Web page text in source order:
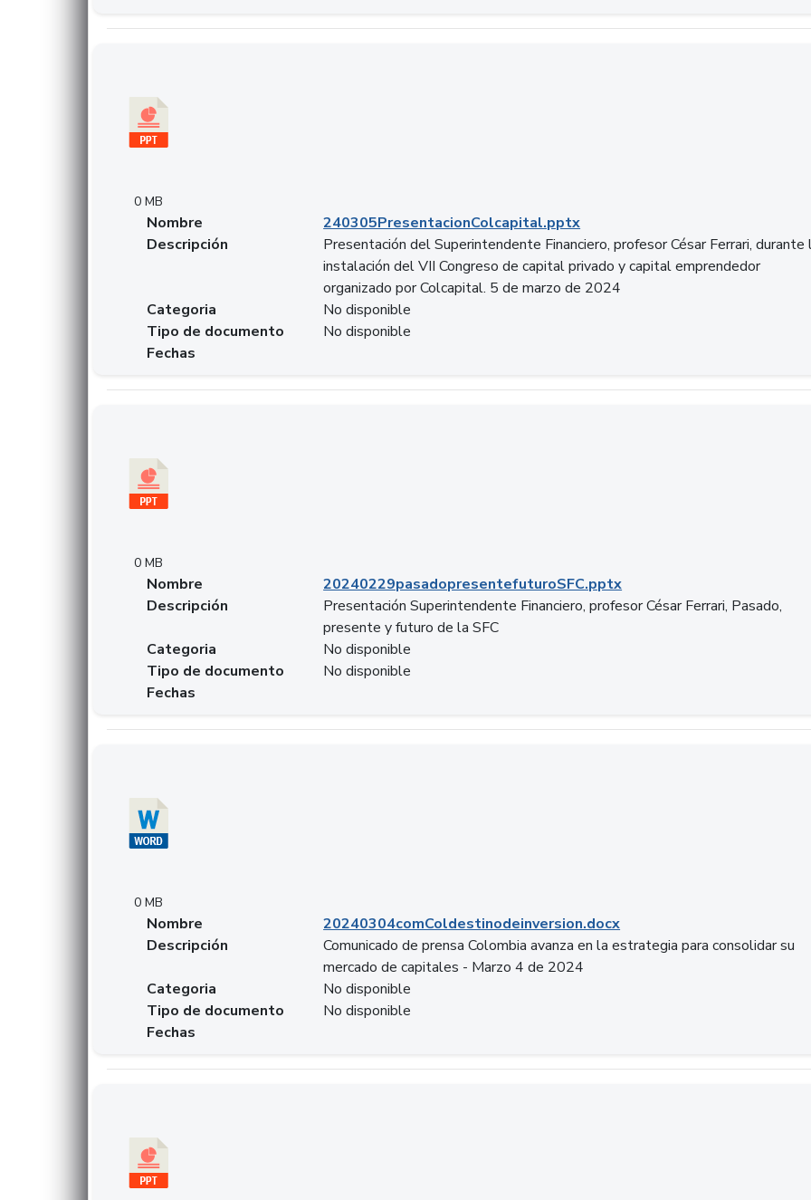
0 MB
Nombre
240305PresentacionColcapital.pptx
Descripción
Presentación del Superintendente Financiero, profesor César Ferrari, durante
instalación del VII Congreso de capital privado y capital emprendedor
organizado por Colcapital. 5 de marzo de 2024
Categoria
No disponible
Tipo de documento
No disponible
Fechas
0 MB
Nombre
20240229pasadopresentefuturoSFC.pptx
Descripción
Presentación Superintendente Financiero, profesor César Ferrari, Pasado,
presente y futuro de la SFC
Categoria
No disponible
Tipo de documento
No disponible
Fechas
0 MB
Nombre
20240304comColdestinodeinversion.docx
Descripción
Comunicado de prensa Colombia avanza en la estrategia para consolidar su
mercado de capitales - Marzo 4 de 2024
Categoria
No disponible
Tipo de documento
No disponible
Fechas